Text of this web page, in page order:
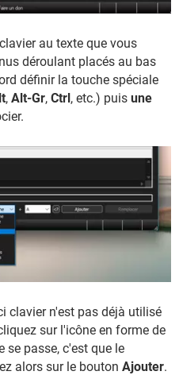
au texte que vous
déroulant placés au bas
définir la touche spéciale
, Alt-Gr, Ctrl , etc.) puis une
clavier n'est pas déjà utilisé
sur l'icône en forme de
se passe, c'est que le
alors sur le bouton Ajouter.